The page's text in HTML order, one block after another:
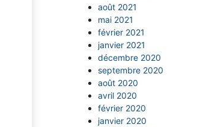
août 2021
mai 2021
février 2021
janvier 2021
décembre 2020
septembre 2020
août 2020
avril 2020
février 2020
janvier 2020